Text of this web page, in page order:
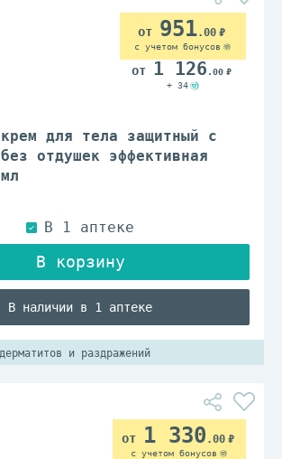
для тела защитный с
отдушек эффективная
В наличии в 1 аптеке
951.00
с учетом бонусов
1 126 .00
+ 34
и раздражений
1 330 .00
с учетом бонусов